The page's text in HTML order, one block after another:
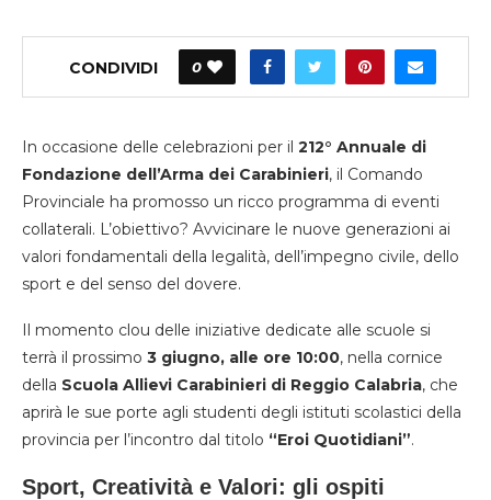
CONDIVIDI 0
In occasione delle celebrazioni per il 212° Annuale di
Fondazione dell’Arma dei Carabinieri, il Comando
Provinciale ha promosso un ricco programma di eventi
collaterali. L’obiettivo? Avvicinare le nuove generazioni ai
valori fondamentali della legalità, dell’impegno civile, dello
sport e del senso del dovere.
Il momento clou delle iniziative dedicate alle scuole si
terrà il prossimo 3 giugno, alle ore 10:00, nella cornice
della Scuola Allievi Carabinieri di Reggio Calabria, che
aprirà le sue porte agli studenti degli istituti scolastici della
provincia per l’incontro dal titolo “Eroi Quotidiani”.
Sport, Creatività e Valori: gli ospiti